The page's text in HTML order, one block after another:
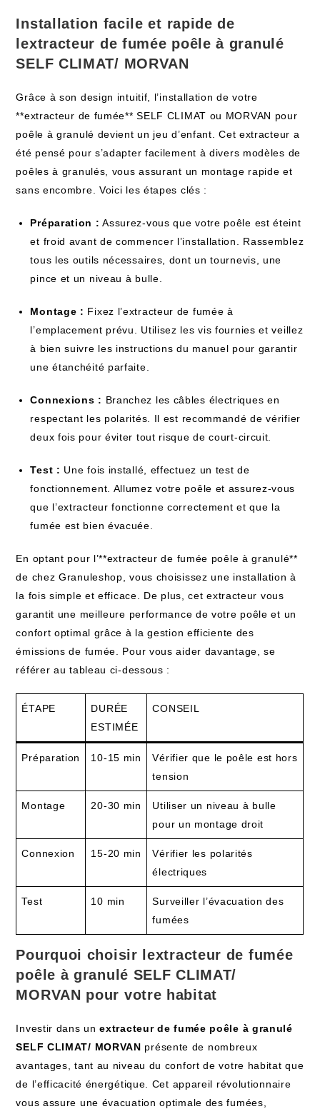
Installation facile et rapide de
lextracteur de fumée poêle à granulé
SELF CLIMAT/ MORVAN
Grâce à son design intuitif, l’installation de votre
**extracteur de fumée** SELF CLIMAT ou MORVAN pour
poêle à granulé devient un jeu d’enfant. Cet extracteur a
été pensé pour s’adapter facilement à divers modèles de
poêles à granulés, vous assurant un montage rapide et
sans encombre. Voici les étapes clés :
Préparation : Assurez-vous que votre poêle est éteint
et froid avant de commencer l’installation. Rassemblez
tous les outils nécessaires, dont un tournevis, une
pince et un niveau à bulle.
Montage : Fixez l’extracteur de fumée à
l’emplacement prévu. Utilisez les vis fournies et veillez
à bien suivre les instructions du manuel pour garantir
une étanchéité parfaite.
Connexions : Branchez les câbles électriques en
respectant les polarités. Il est recommandé de vérifier
deux fois pour éviter tout risque de court-circuit.
Test : Une fois installé, effectuez un test de
fonctionnement. Allumez votre poêle et assurez-vous
que l’extracteur fonctionne correctement et que la
fumée est bien évacuée.
En optant pour l’**extracteur de fumée poêle à granulé**
de chez Granuleshop, vous choisissez une installation à
la fois simple et efficace. De plus, cet extracteur vous
garantit une meilleure performance de votre poêle et un
confort optimal grâce à la gestion efficiente des
émissions de fumée. Pour vous aider davantage, se
référer au tableau ci-dessous :
ÉTAPE
DURÉE
ESTIMÉE
CONSEIL
Préparation 10-15 min
Vérifier que le poêle est hors
tension
Montage 20-30 min
Utiliser un niveau à bulle
pour un montage droit
Connexion 15-20 min
Vérifier les polarités
électriques
Test 10 min
Surveiller l’évacuation des
fumées
Pourquoi choisir lextracteur de fumée
poêle à granulé SELF CLIMAT/
MORVAN pour votre habitat
Investir dans unextracteur de fumée poêle à granulé
SELF CLIMAT/ MORVAN présente de nombreux
avantages, tant au niveau du confort de votre habitat que
de l’efficacité énergétique. Cet appareil révolutionnaire
vous assure une évacuation optimale des fumées,